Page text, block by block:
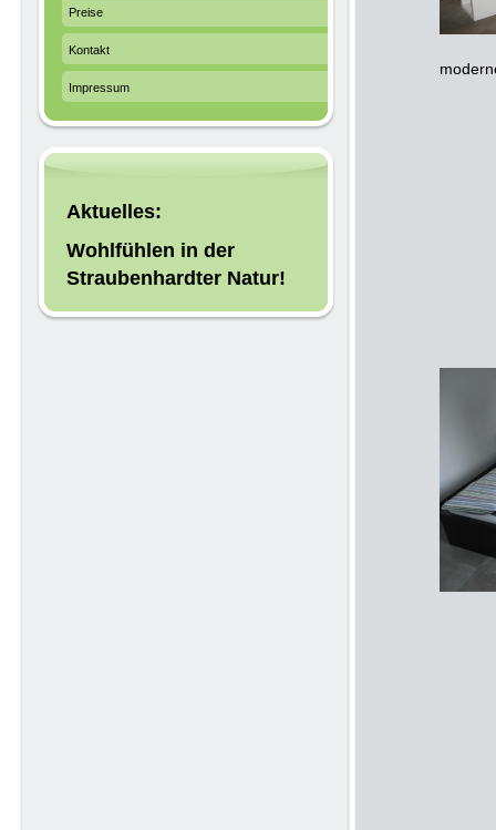
Preise
Kontakt
Impressum
Aktuelles:
Wohlfühlen in der
Straubenhardter Natur!